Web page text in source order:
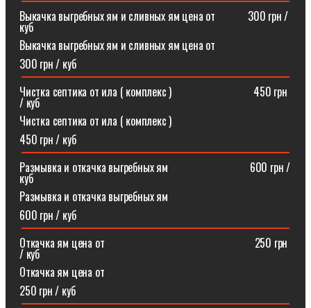
Выкачка выгребных ям и сливных ям цена от⠀⠀⠀⠀300 грн /
куб
Выкачка выгребных ям и сливных ям цена от
300 грн / куб
Чистка септика от ила ( комплекс )⠀⠀⠀⠀⠀⠀⠀⠀⠀⠀450 грн
/ куб
Чистка септика от ила ( комплекс )
450 грн / куб
Размывка и откачка выгребных ям⠀⠀⠀⠀⠀⠀⠀⠀⠀⠀600 грн /
куб
Размывка и откачка выгребных ям
600 грн / куб
Откачка ям цена от ⠀⠀⠀⠀⠀⠀⠀⠀⠀⠀⠀⠀⠀⠀⠀⠀⠀⠀250 грн
/ куб
Откачка ям цена от
250 грн / куб